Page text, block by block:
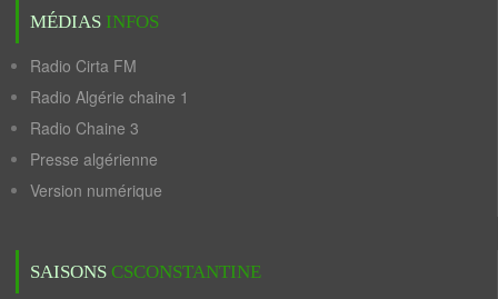
MÉDIAS INFOS
Radio Cirta FM
Radio Algérie chaine 1
Radio Chaine 3
Presse algérienne
Version numérique
SAISONS CSCONSTANTINE